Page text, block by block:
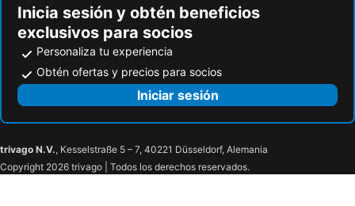
Inicia sesión y obtén beneficios
exclusivos para socios
Personaliza tu experiencia
Obtén ofertas y precios para socios
Iniciar sesión
trivago N.V., Kesselstraße 5 – 7, 40221 Düsseldorf, Alemania
Copyright 2026 trivago | Todos los derechos reservados.